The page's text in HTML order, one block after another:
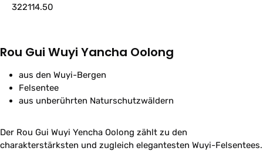
322114.50
Rou Gui Wuyi Yancha Oolong
aus den Wuyi-Bergen
Felsentee
aus unberührten Naturschutzwäldern
Der Rou Gui Wuyi Yencha Oolong zählt zu den
charakterstärksten und zugleich elegantesten Wuyi-Felsentees.